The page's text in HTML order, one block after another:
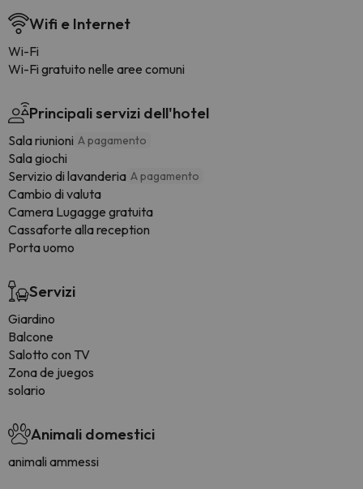
Wifi e Internet
Wi-Fi
Wi-Fi gratuito nelle aree comuni
Principali servizi dell'hotel
Sala riunioni A pagamento
Sala giochi
Servizio di lavanderia A pagamento
Cambio di valuta
Camera Lugagge gratuita
Cassaforte alla reception
Porta uomo
Servizi
Giardino
Balcone
Salotto con TV
Zona de juegos
solario
Animali domestici
animali ammessi